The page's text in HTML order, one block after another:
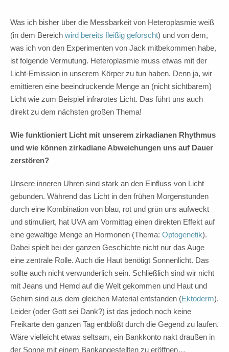
Was ich bisher über die Messbarkeit von Heteroplasmie weiß
(in dem Bereich wird bereits fleißig geforscht) und von dem,
was ich von den Experimenten von Jack mitbekommen habe,
ist folgende Vermutung. Heteroplasmie muss etwas mit der
Licht-Emission in unserem Körper zu tun haben. Denn ja, wir
emittieren eine beeindruckende Menge an (nicht sichtbarem)
Licht wie zum Beispiel infrarotes Licht. Das führt uns auch
direkt zu dem nächsten großen Thema!
Wie funktioniert Licht mit unserem zirkadianen Rhythmus
und wie können zirkadiane Abweichungen uns auf Dauer
zerstören?
Unsere inneren Uhren sind stark an den Einfluss von Licht
gebunden. Während das Licht in den frühen Morgenstunden
durch eine Kombination von blau, rot und grün uns aufweckt
und stimuliert, hat UVA am Vormittag einen direkten Effekt auf
eine gewaltige Menge an Hormonen (Thema: Optogenetik).
Dabei spielt bei der ganzen Geschichte nicht nur das Auge
eine zentrale Rolle. Auch die Haut benötigt Sonnenlicht. Das
sollte auch nicht verwunderlich sein. Schließlich sind wir nicht
mit Jeans und Hemd auf die Welt gekommen und Haut und
Gehirn sind aus dem gleichen Material entstanden (Ektoderm).
Leider (oder Gott sei Dank?) ist das jedoch noch keine
Freikarte den ganzen Tag entblößt durch die Gegend zu laufen.
Wäre vielleicht etwas seltsam, ein Bankkonto nakt draußen in
der Sonne mit einem Bankangestellten zu eröffnen…